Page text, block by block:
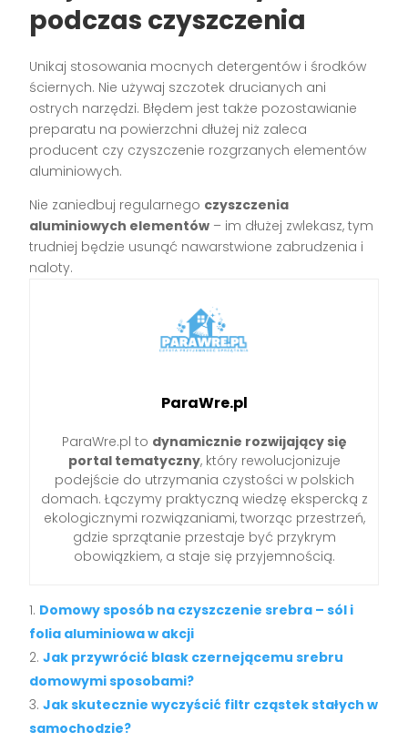
podczas czyszczenia
Unikaj stosowania mocnych detergentów i środków
ściernych. Nie używaj szczotek drucianych ani
ostrych narzędzi. Błędem jest także pozostawianie
preparatu na powierzchni dłużej niż zaleca
producent czy czyszczenie rozgrzanych elementów
aluminiowych.
Nie zaniedbuj regularnego czyszczenia
aluminiowych elementów – im dłużej zwlekasz, tym
trudniej będzie usunąć nawarstwione zabrudzenia i
naloty.
ParaWre.pl
ParaWre.pl to dynamicznie rozwijający się
portal tematyczny, który rewolucjonizuje
podejście do utrzymania czystości w polskich
domach. Łączymy praktyczną wiedzę ekspercką z
ekologicznymi rozwiązaniami, tworząc przestrzeń,
gdzie sprzątanie przestaje być przykrym
obowiązkiem, a staje się przyjemnością.
Domowy sposób na czyszczenie srebra – sól i
folia aluminiowa w akcji
Jak przywrócić blask czernejącemu srebru
domowymi sposobami?
Jak skutecznie wyczyścić filtr cząstek stałych w
samochodzie?